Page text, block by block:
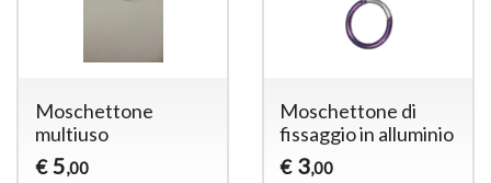
Moschettone
multiuso
€ 5,00
Moschettone di
fissaggio in alluminio
€ 3,00